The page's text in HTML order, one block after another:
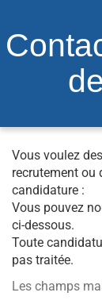
Vous voulez
recrutement ou
candidature :
Vous pouvez
ci-dessous.
Toute
pas traitée.
Les champs